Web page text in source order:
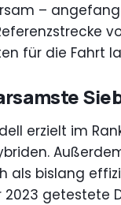
–
für die Fahrt
erzielt im
als bislang
getestete